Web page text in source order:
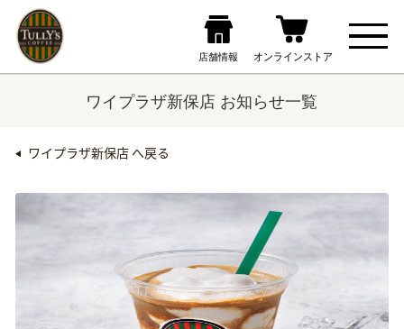
ワイプラザ新保店 お知らせ一覧
ワイプラザ新保店 へ戻る